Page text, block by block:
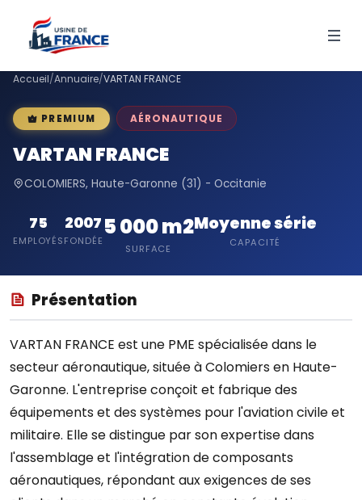
Accueil/Annuaire/VARTAN FRANCE
PREMIUM AÉRONAUTIQUE
VARTAN FRANCE
COLOMIERS, Haute-Garonne (31) - Occitanie
75
EMPLOYÉS
2007
FONDÉE
5 000 m2
SURFACE
Moyenne série
CAPACITÉ
Présentation
VARTAN FRANCE est une PME spécialisée dans le
secteur aéronautique, située à Colomiers en Haute-
Garonne. L'entreprise conçoit et fabrique des
équipements et des systèmes pour l'aviation civile et
militaire. Elle se distingue par son expertise dans
l'assemblage et l'intégration de composants
aéronautiques, répondant aux exigences de ses